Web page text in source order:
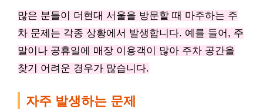
많은 분들이 더현대 서울을 방문할 때 마주하는 주
차 문제는 각종 상황에서 발생합니다. 예를 들어, 주
말이나 공휴일에 매장 이용객이 많아 주차 공간을
찾기 어려운 경우가 많습니다.
자주 발생하는 문제